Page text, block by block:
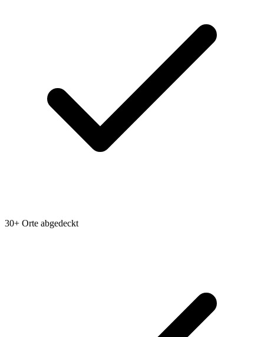
30+ Orte abgedeckt